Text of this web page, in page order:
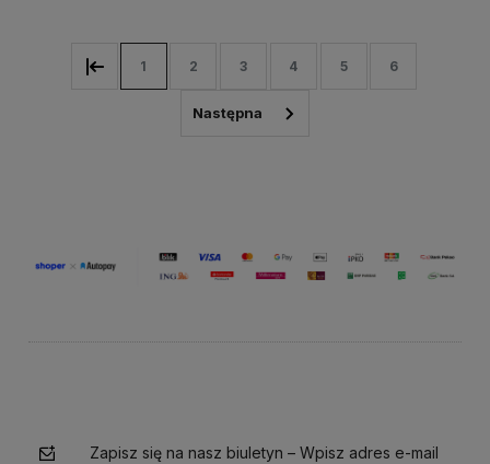
1 2 3 4 5 6
Zapisz się na nasz biuletyn – Wpisz adres e-mail